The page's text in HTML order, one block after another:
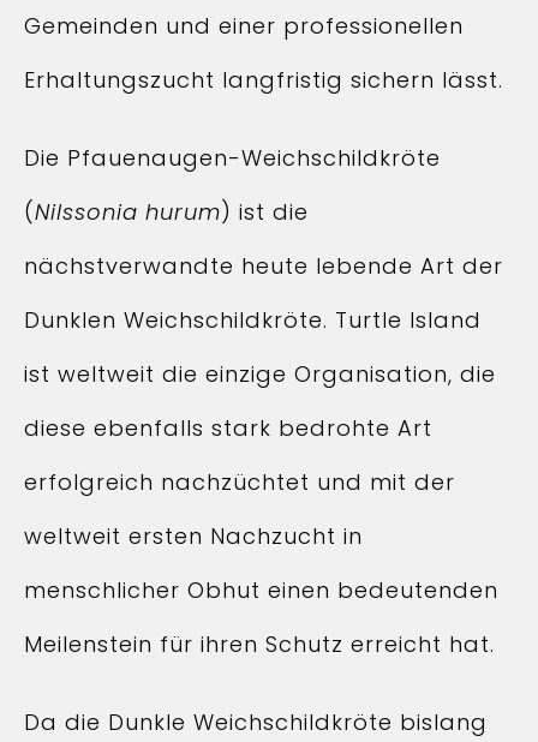
Gemeinden und einer professionellen
Erhaltungszucht langfristig sichern lässt.
Die Pfauenaugen-Weichschildkröte
(Nilssonia hurum) ist die
nächstverwandte heute lebende Art der
Dunklen Weichschildkröte. Turtle Island
ist weltweit die einzige Organisation, die
diese ebenfalls stark bedrohte Art
erfolgreich nachzüchtet und mit der
weltweit ersten Nachzucht in
menschlicher Obhut einen bedeutenden
Meilenstein für ihren Schutz erreicht hat.
Da die Dunkle Weichschildkröte bislang